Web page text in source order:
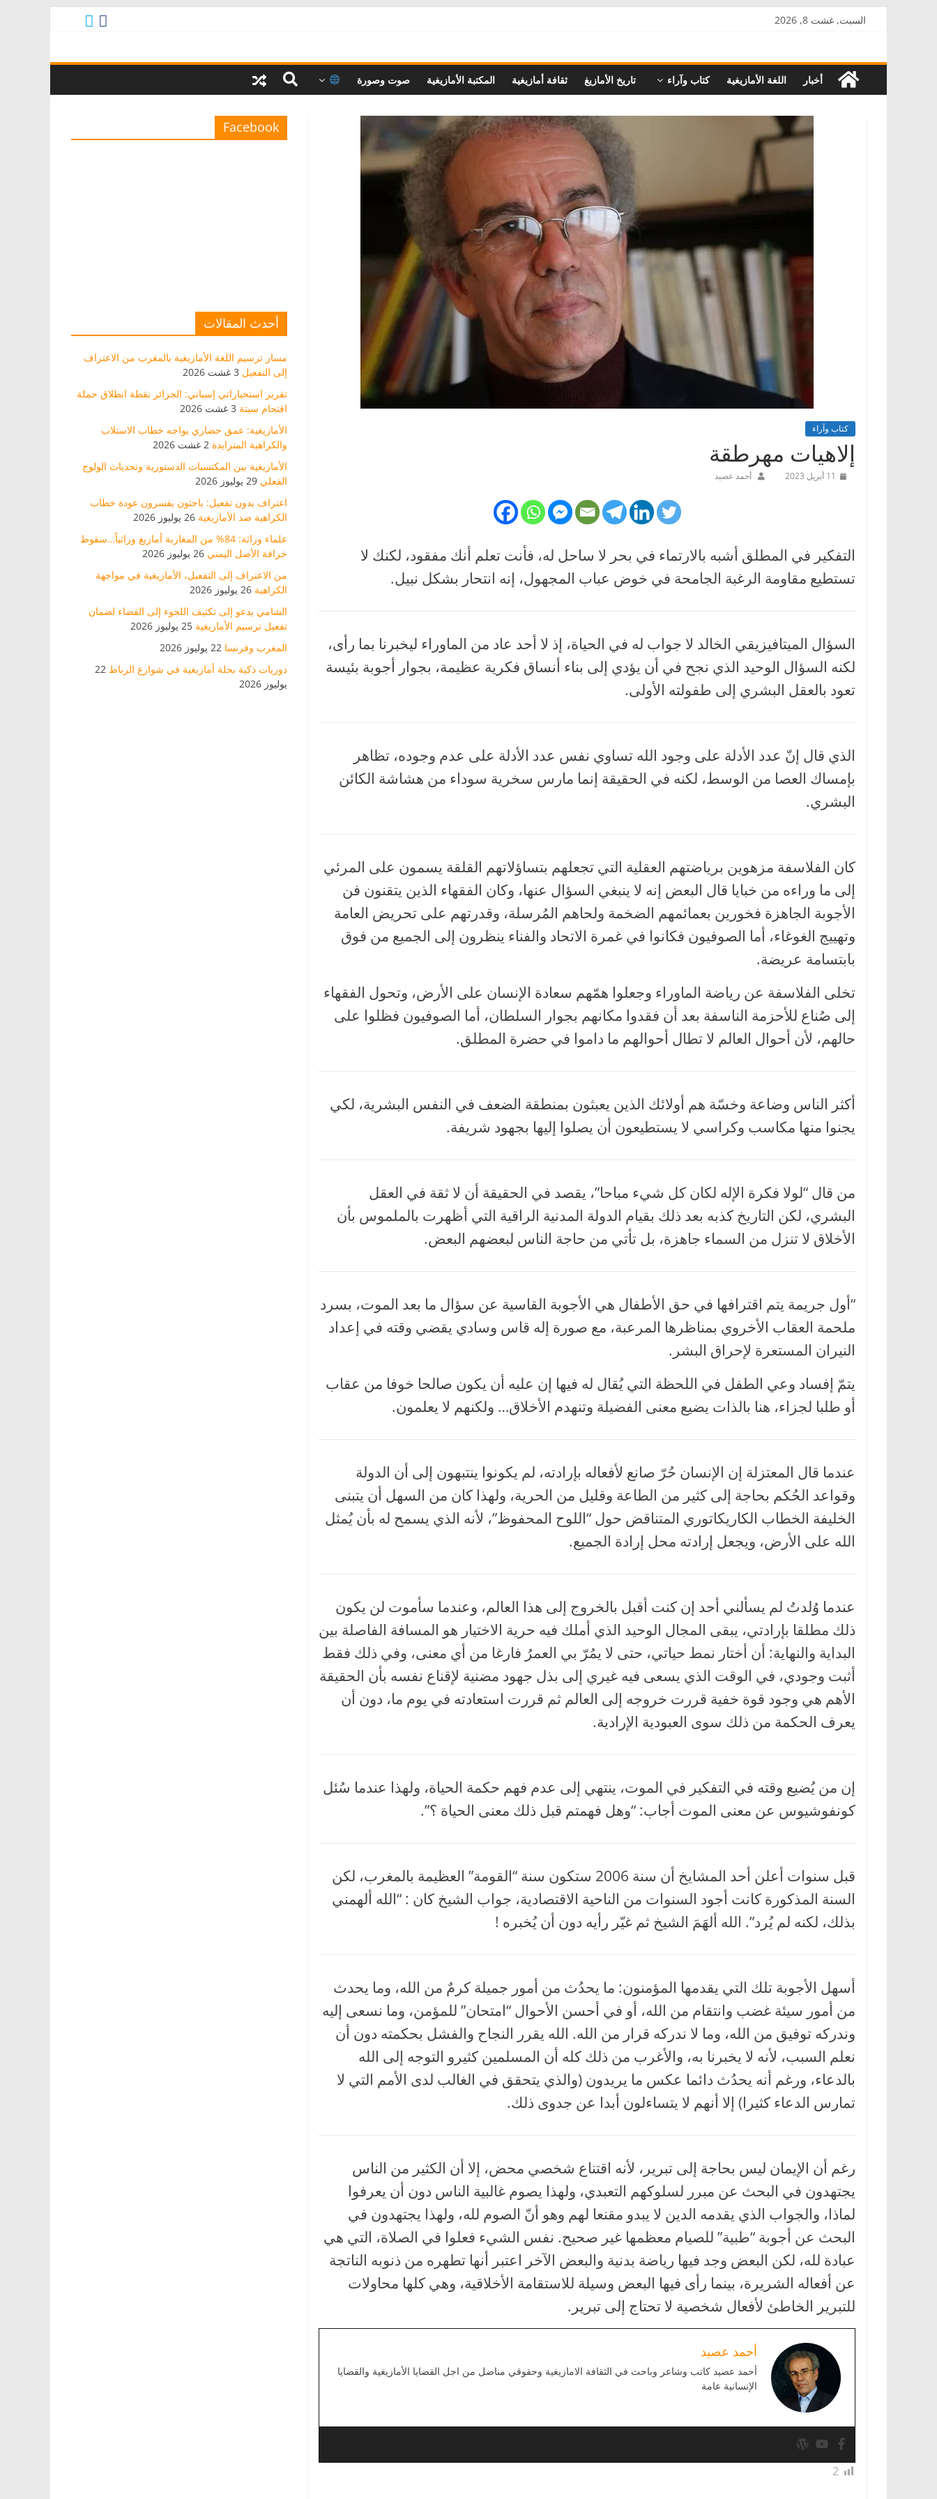
السبت, غشت 8, 2026
AkalPress
منبر
أخبار اللغة الأمازيغية كتاب وآراء تاريخ الأمازيغ ثقافة أمازيغية المكتبة الأمازيغية صوت وصورة
كتاب وآراء
إلاهيات مهرطقة
11 أبريل 2023 أحمد عصيد
التفكير في المطلق أشبه بالارتماء في بحر لا ساحل له، فأنت تعلم أنك مفقود، لكنك لا
تستطيع مقاومة الرغبة الجامحة في خوض عباب المجهول، إنه انتحار بشكل نبيل.
السؤال الميتافيزيقي الخالد لا جواب له في الحياة، إذ لا أحد عاد من الماوراء ليخبرنا بما رأى،
لكنه السؤال الوحيد الذي نجح في أن يؤدي إلى بناء أنساق فكرية عظيمة، بجوار أجوبة بئيسة
تعود بالعقل البشري إلى طفولته الأولى.
الذي قال إنّ عدد الأدلة على وجود الله تساوي نفس عدد الأدلة على عدم وجوده، تظاهر
بإمساك العصا من الوسط، لكنه في الحقيقة إنما مارس سخرية سوداء من هشاشة الكائن
البشري.
كان الفلاسفة مزهوين برياضتهم العقلية التي تجعلهم بتساؤلاتهم القلقة يسمون على المرئي
إلى ما وراءه من خبايا قال البعض إنه لا ينبغي السؤال عنها، وكان الفقهاء الذين يتقنون فن
الأجوبة الجاهزة فخورين بعمائمهم الضخمة ولحاهم المُرسلة، وقدرتهم على تحريض العامة
وتهييج الغوغاء، أما الصوفيون فكانوا في غمرة الاتحاد والفناء ينظرون إلى الجميع من فوق
بابتسامة عريضة.
تخلى الفلاسفة عن رياضة الماوراء وجعلوا همّهم سعادة الإنسان على الأرض، وتحول الفقهاء
إلى صُناع للأحزمة الناسفة بعد أن فقدوا مكانهم بجوار السلطان، أما الصوفيون فظلوا على
حالهم، لأن أحوال العالم لا تطال أحوالهم ما داموا في حضرة المطلق.
أكثر الناس وضاعة وخسّة هم أولائك الذين يعبثون بمنطقة الضعف في النفس البشرية، لكي
يجنوا منها مكاسب وكراسي لا يستطيعون أن يصلوا إليها بجهود شريفة.
من قال “لولا فكرة الإله لكان كل شيء مباحا”، يقصد في الحقيقة أن لا ثقة في العقل
البشري، لكن التاريخ كذبه بعد ذلك بقيام الدولة المدنية الراقية التي أظهرت بالملموس بأن
الأخلاق لا تنزل من السماء جاهزة، بل تأتي من حاجة الناس لبعضهم البعض.
“أول جريمة يتم اقترافها في حق الأطفال هي الأجوبة القاسية عن سؤال ما بعد الموت، بسرد
ملحمة العقاب الأخروي بمناظرها المرعبة، مع صورة إله قاس وسادي يقضي وقته في إعداد
النيران المستعرة لإحراق البشر.
يتمّ إفساد وعي الطفل في اللحظة التي يُقال له فيها إن عليه أن يكون صالحا خوفا من عقاب
أو طلبا لجزاء، هنا بالذات يضيع معنى الفضيلة وتنهدم الأخلاق… ولكنهم لا يعلمون.
عندما قال المعتزلة إن الإنسان حُرّ صانع لأفعاله بإرادته، لم يكونوا ينتبهون إلى أن الدولة
وقواعد الحُكم بحاجة إلى كثير من الطاعة وقليل من الحرية، ولهذا كان من السهل أن يتبنى
الخليفة الخطاب الكاريكاتوري المتناقض حول “اللوح المحفوظ”، لأنه الذي يسمح له بأن يُمثل
الله على الأرض، ويجعل إرادته محل إرادة الجميع.
عندما وُلدتُ لم يسألني أحد إن كنت أقبل بالخروج إلى هذا العالم، وعندما سأموت لن يكون
ذلك مطلقا بإرادتي، يبقى المجال الوحيد الذي أملك فيه حرية الاختيار هو المسافة الفاصلة بين
البداية والنهاية: أن أختار نمط حياتي، حتى لا يمُرّ بي العمرُ فارغا من أي معنى، وفي ذلك فقط
أثبت وجودي، في الوقت الذي يسعى فيه غيري إلى بذل جهود مضنية لإقناع نفسه بأن الحقيقة
الأهم هي وجود قوة خفية قررت خروجه إلى العالم ثم قررت استعادته في يوم ما، دون أن
يعرف الحكمة من ذلك سوى العبودية الإرادية.
إن من يُضيع وقته في التفكير في الموت، ينتهي إلى عدم فهم حكمة الحياة، ولهذا عندما سُئل
كونفوشيوس عن معنى الموت أجاب: “وهل فهمتم قبل ذلك معنى الحياة ؟”.
قبل سنوات أعلن أحد المشايخ أن سنة 2006 ستكون سنة “القومة” العظيمة بالمغرب، لكن
السنة المذكورة كانت أجود السنوات من الناحية الاقتصادية، جواب الشيخ كان : “الله ألهمني
بذلك، لكنه لم يُرد”. الله ألهَمَ الشيخ ثم غيّر رأيه دون أن يُخبره !
أسهل الأجوبة تلك التي يقدمها المؤمنون: ما يحدُث من أمور جميلة كرمٌ من الله، وما يحدث
من أمور سيئة غضب وانتقام من الله، أو في أحسن الأحوال “امتحان” للمؤمن، وما نسعى إليه
وندركه توفيق من الله، وما لا ندركه قرار من الله. الله يقرر النجاح والفشل بحكمته دون أن
نعلم السبب، لأنه لا يخبرنا به، والأغرب من ذلك كله أن المسلمين كثيرو التوجه إلى الله
بالدعاء، ورغم أنه يحدُث دائما عكس ما يريدون (والذي يتحقق في الغالب لدى الأمم التي لا
تمارس الدعاء كثيرا) إلا أنهم لا يتساءلون أبدا عن جدوى ذلك.
رغم أن الإيمان ليس بحاجة إلى تبرير، لأنه اقتناع شخصي محض، إلا أن الكثير من الناس
يجتهدون في البحث عن مبرر لسلوكهم التعبدي، ولهذا يصوم غالبية الناس دون أن يعرفوا
لماذا، والجواب الذي يقدمه الدين لا يبدو مقنعا لهم وهو أنّ الصوم لله، ولهذا يجتهدون في
البحث عن أجوبة “طبية” للصيام معظمها غير صحيح. نفس الشيء فعلوا في الصلاة، التي هي
عبادة لله، لكن البعض وجد فيها رياضة بدنية والبعض الآخر اعتبر أنها تطهره من ذنوبه الناتجة
عن أفعاله الشريرة، بينما رأى فيها البعض وسيلة للاستقامة الأخلاقية، وهي كلها محاولات
للتبرير الخاطئ لأفعال شخصية لا تحتاج إلى تبرير.
أحمد عصيد
أحمد عصيد كاتب وشاعر وباحث في الثقافة الامازيغية وحقوقي مناضل من اجل القضايا الأمازيغية والقضايا
الإنسانية عامة
2
Facebook
أحدث المقالات
مسار ترسيم اللغة الأمازيغية بالمغرب من الاعتراف
إلى التفعيل 3 غشت 2026
تقرير استخباراتي إسباني: الجزائر نقطة انطلاق حملة
اقتحام سبتة 3 غشت 2026
الأمازيغية: عمق حضاري يواجه خطاب الاستلاب
والكراهية المتزايدة 2 غشت 2026
الأمازيغية بين المكتسبات الدستورية وتحديات الولوج
الفعلي 29 يوليوز 2026
اعتراف بدون تفعيل: باحثون يفسرون عودة خطاب
الكراهية ضد الأمازيغية 26 يوليوز 2026
علماء وراثة: 84% من المغاربة أمازيغ وراثياً…سقوط
خرافة الأصل اليمني 26 يوليوز 2026
من الاعتراف إلى التفعيل، الأمازيغية في مواجهة
الكراهية 26 يوليوز 2026
الشامي يدعو إلى تكثيف اللجوء إلى القضاء لضمان
تفعيل ترسيم الأمازيغية 25 يوليوز 2026
المغرب وفرنسا 22 يوليوز 2026
دوريات ذكية بحلة أمازيغية في شوارع الرباط 22
يوليوز 2026